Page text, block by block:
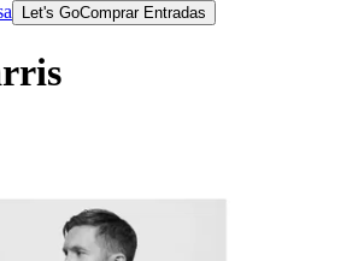
Let's GoComprar Entradas